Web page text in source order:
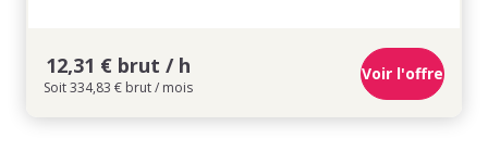
12,31 € brut / h
Soit 334,83 € brut / mois
Voir l'offre